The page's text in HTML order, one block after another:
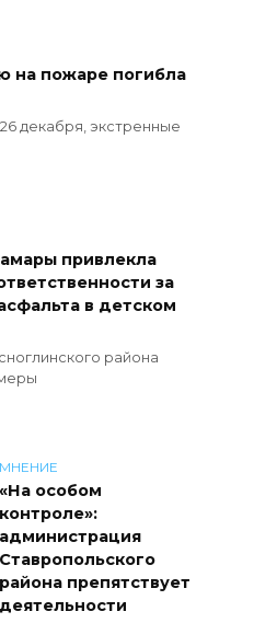
на пожаре погибла
декабря, экстренные
привлекла
за
в детском
района
МНЕНИЕ
«На особом
контроле»:
администрация
Ставропольского
района препятствует
деятельности